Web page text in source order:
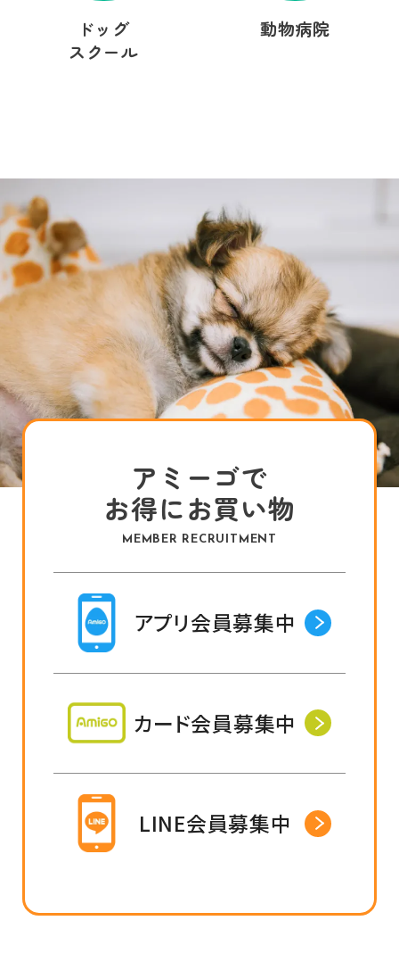
ドッグ
スクール
動物病院
アミーゴで
お得にお買い物
MEMBER RECRUITMENT
アプリ会員募集中
カード会員募集中
LINE会員募集中